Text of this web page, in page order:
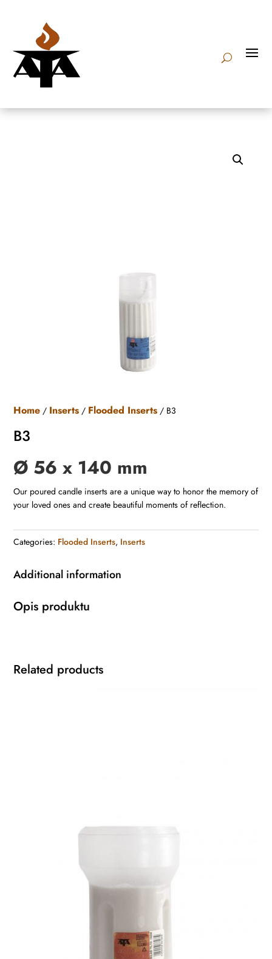
Home / Inserts / Flooded Inserts / B3
B3
Ø 56 x 140 mm
Our poured candle inserts are a unique way to honor the memory of
your loved ones and create beautiful moments of reflection.
Categories: Flooded Inserts, Inserts
Additional information
Opis produktu
Related products